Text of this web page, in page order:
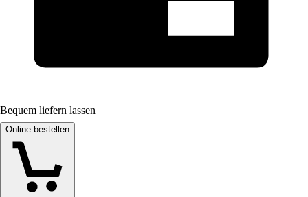
Bequem liefern lassen
Online bestellen